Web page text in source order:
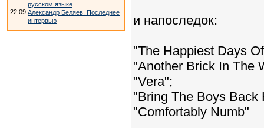
русском языке
22.09 Александр Беляев. Последнее
интервью
и напоследок:
"The Happiest Days
"Another Brick In The
"Vera";
"Bring The Boys Back
"Comfortably Numb"